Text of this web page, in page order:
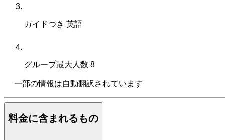
ガイドつき 英語
グループ最大人数 8
一部の情報は自動翻訳されています
料金に含まれるもの